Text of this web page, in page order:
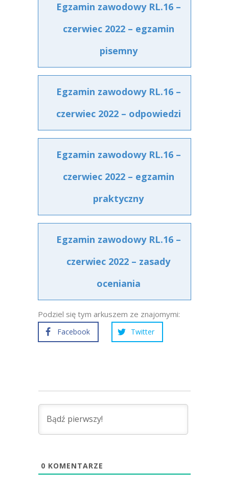
Egzamin zawodowy RL.16 –
czerwiec 2022 – egzamin
pisemny
Egzamin zawodowy RL.16 –
czerwiec 2022 – odpowiedzi
Egzamin zawodowy RL.16 –
czerwiec 2022 – egzamin
praktyczny
Egzamin zawodowy RL.16 –
czerwiec 2022 – zasady
oceniania
Podziel się tym arkuszem ze znajomymi:
Facebook Twitter
0 KOMENTARZE